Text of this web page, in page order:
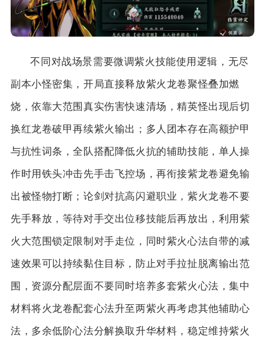
不同对战场景需要微调紫火技能使用逻辑，无尽
副本小怪密集，开局直接释放紫火龙卷聚怪叠加燃
烧，依靠大范围真实伤害快速清场，精英怪出现后切
换红龙卷破甲再续紫火输出；多人团本存在高额护甲
与抗性词条，全队搭配降低火抗的辅助技能，单人操
作时用铁头冲击先手击飞控场，再衔接紫龙卷避免输
出被怪物打断；论剑对抗高闪避职业，紫火龙卷不要
先手释放，等待对手交出位移技能后再放出，利用紫
火大范围锁定限制对手走位，同时紫火心法自带的减
速效果可以持续黏住目标，防止对手拉扯脱离输出范
围，资源分配层面不要同时培养多套紫火心法，集中
材料将火龙卷配套心法升至两紫火再考虑其他辅助心
法，多余低阶心法分解换取升华材料，稳定维持紫火